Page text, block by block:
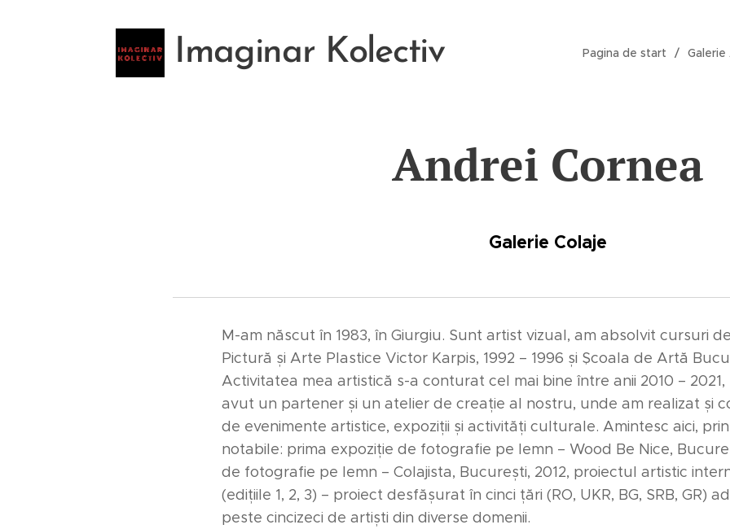
Imaginar Kolectiv Pagina de start
Andrei Cornea
Galerie Colaje
M-am născut în 1983, în Giurgiu. Sunt artist vizual, am absolvit cursuri
Pictură și Arte Plastice Victor Karpis, 1992 – 1996 și Școala de Artă
Activitatea mea artistică s-a conturat cel mai bine între anii 2010 –
avut un partener și un atelier de creație al nostru, unde am realizat și
de evenimente artistice, expoziții și activități culturale. Amintesc aici,
notabile: prima expoziție de fotografie pe lemn – Wood Be Nice,
de fotografie pe lemn – Colajista, București, 2012, proiectul artistic
(edițiile 1, 2, 3) – proiect desfășurat în cinci țări (RO, UKR, BG, SRB, GR)
peste cincizeci de artiști din diverse domenii.